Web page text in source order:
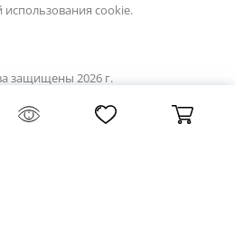
использования cookie.
защищены 2026 г.